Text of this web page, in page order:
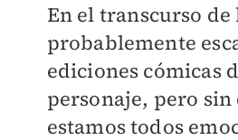
En el transcurso de
probablemente
ediciones cómicas
personaje, pero sin
estamos todos